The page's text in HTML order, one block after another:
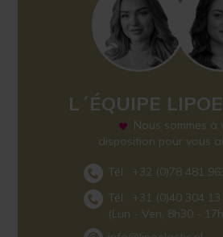
L´ÉQUIPE
Nous sommes à
disposition pour vous
Tél : +32 (0)78 481
Tél : +31 (0)40 304
(Lun - Ven, 8h30 -